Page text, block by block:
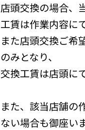
店頭交換の場合、
工賃は作業内容に
また店頭交換ご希
のみとなり、
交換工賃は店頭に
また、該当店舗の
ない場合も御座いま